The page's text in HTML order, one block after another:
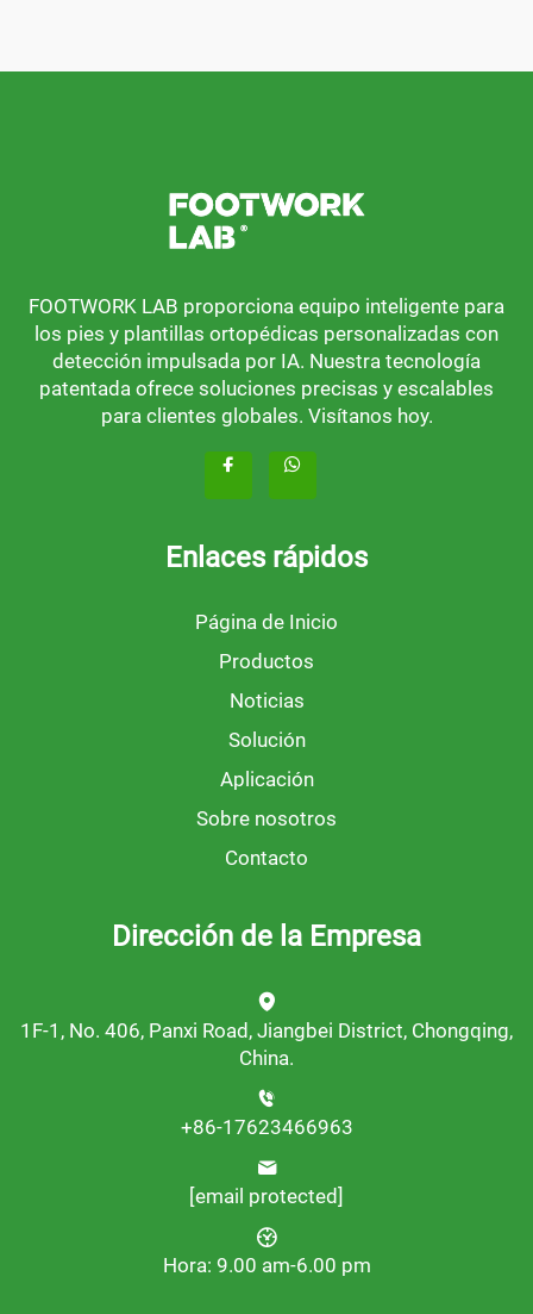
FOOTWORK LAB proporciona equipo inteligente para
los pies y plantillas ortopédicas personalizadas con
detección impulsada por IA. Nuestra tecnología
patentada ofrece soluciones precisas y escalables
para clientes globales. Visítanos hoy.
Enlaces rápidos
Página de Inicio
Productos
Noticias
Solución
Aplicación
Sobre nosotros
Contacto
Dirección de la Empresa
1F-1, No. 406, Panxi Road, Jiangbei District, Chongqing,
China.
+86-17623466963
[email protected]
Hora: 9.00 am-6.00 pm